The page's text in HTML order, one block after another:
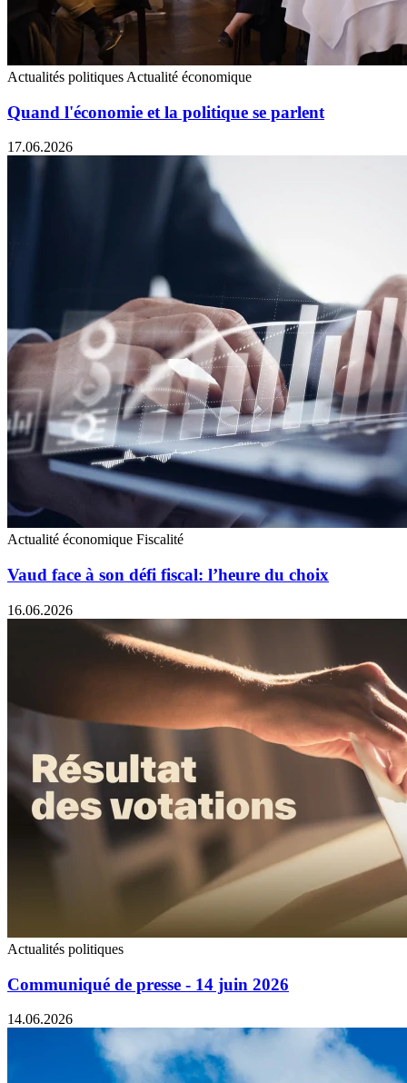
Actualités politiques Actualité économique
Quand l'économie et la politique se parlent
17.06.2026
Actualité économique Fiscalité
Vaud face à son défi fiscal: l’heure du choix
16.06.2026
Actualités politiques
Communiqué de presse - 14 juin 2026
14.06.2026